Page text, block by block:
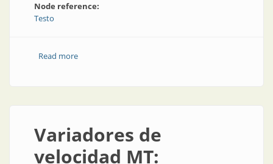
Node reference:
Testo
Read moreabout Termografía: una aliada de mantenimiento
Variadores de
velocidad MT: